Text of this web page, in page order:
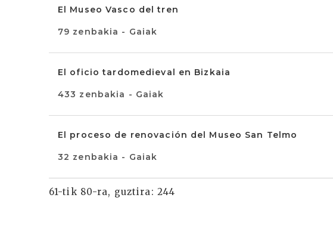
El Museo Vasco del tren
79 zenbakia - Gaiak
El oficio tardomedieval en Bizkaia
433 zenbakia - Gaiak
El proceso de renovación del Museo San Telmo
32 zenbakia - Gaiak
61-tik 80-ra, guztira: 244